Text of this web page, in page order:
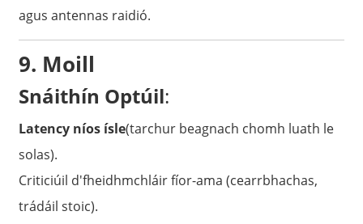
agus antennas raidió.
9. Moill
Snáithín Optúil:
Latency níos ísle(tarchur beagnach chomh luath le
solas).
Criticiúil d'fheidhmchláir fíor-ama (cearrbhachas,
trádáil stoic).